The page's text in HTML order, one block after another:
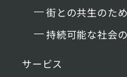
街との共生のた
持続可能な社会
サービス